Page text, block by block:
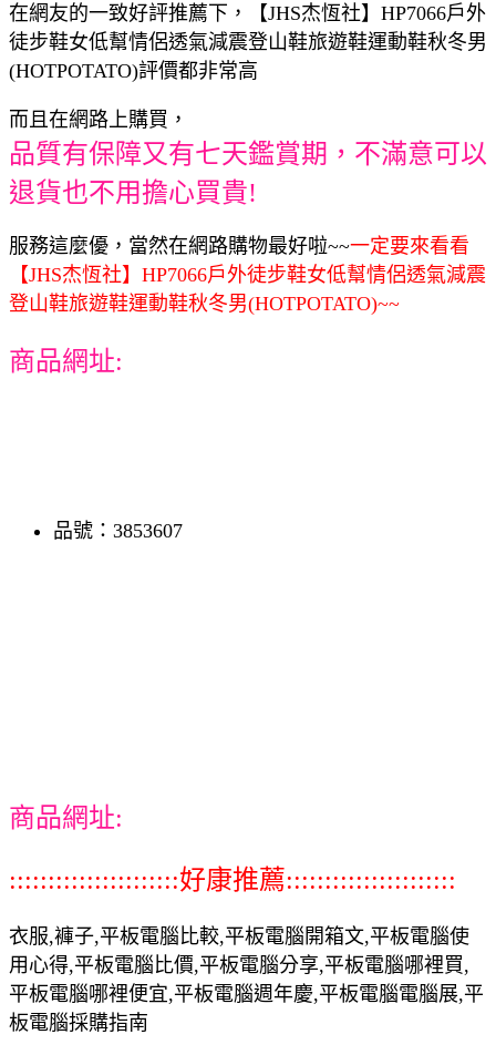
在網友的一致好評推薦下，【JHS杰恆社】HP7066戶外
徒步鞋女低幫情侶透氣減震登山鞋旅遊鞋運動鞋秋冬男
(HOTPOTATO)評價都非常高
而且在網路上購買，
品質有保障又有七天鑑賞期，不滿意可以
退貨也不用擔心買貴!
服務這麼優，當然在網路購物最好啦~~一定要來看看
【JHS杰恆社】HP7066戶外徒步鞋女低幫情侶透氣減震
登山鞋旅遊鞋運動鞋秋冬男(HOTPOTATO)~~
商品網址:
品號：3853607
商品網址:
::::::::::::::::::::::好康推薦::::::::::::::::::::::
衣服,褲子,平板電腦比較,平板電腦開箱文,平板電腦使
用心得,平板電腦比價,平板電腦分享,平板電腦哪裡買,
平板電腦哪裡便宜,平板電腦週年慶,平板電腦電腦展,平
板電腦採購指南